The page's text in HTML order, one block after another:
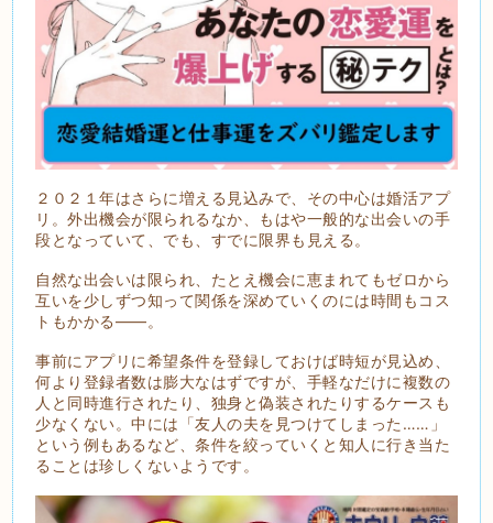
２０２１年はさらに増える見込みで、その中心は婚活アプ
リ。外出機会が限られるなか、もはや一般的な出会いの手
段となっていて、でも、すでに限界も見える。
自然な出会いは限られ、たとえ機会に恵まれてもゼロから
互いを少しずつ知って関係を深めていくのには時間もコス
トもかかる――。
事前にアプリに希望条件を登録しておけば時短が見込め、
何より登録者数は膨大なはずですが、手軽なだけに複数の
人と同時進行されたり、独身と偽装されたりするケースも
少なくない。中には「友人の夫を見つけてしまった……」
という例もあるなど、条件を絞っていくと知人に行き当た
ることは珍しくないようです。